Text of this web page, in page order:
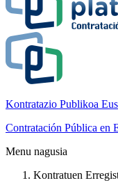
Kontratazio Publikoa
Contratación Pública en
Menu nagusia
Kontratuen